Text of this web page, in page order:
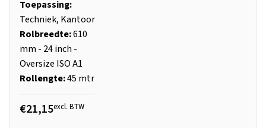
Toepassing:
Techniek, Kantoor
Rolbreedte:610
mm - 24 inch -
Oversize ISO A1
Rollengte:45 mtr
€21,15excl. BTW